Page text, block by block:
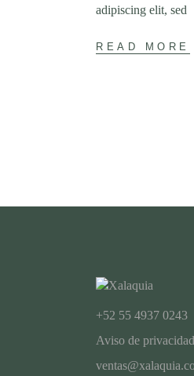
adipiscing elit, sed
READ MORE
+52 55 4937 0243
Aviso de privacidad